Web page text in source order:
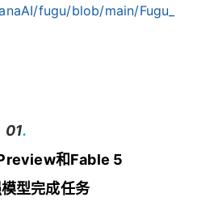
fugu/blob/main/Fugu_
01.
和Fable 5
型完成任务